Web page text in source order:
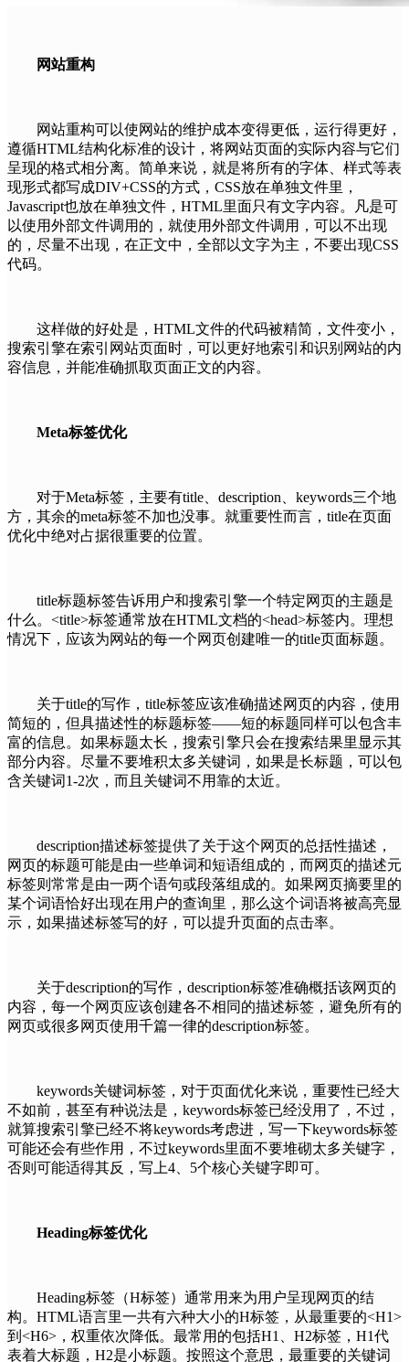
网站重构
网站重构可以使网站的维护成本变得更低，运行得更好，
遵循HTML结构化标准的设计，将网站页面的实际内容与它们
呈现的格式相分离。简单来说，就是将所有的字体、样式等表
现形式都写成DIV+CSS的方式，CSS放在单独文件里，
Javascript也放在单独文件，HTML里面只有文字内容。凡是可
以使用外部文件调用的，就使用外部文件调用，可以不出现
的，尽量不出现，在正文中，全部以文字为主，不要出现CSS
代码。
这样做的好处是，HTML文件的代码被精简，文件变小，
搜索引擎在索引网站页面时，可以更好地索引和识别网站的内
容信息，并能准确抓取页面正文的内容。
Meta标签优化
对于Meta标签，主要有title、description、keywords三个地
方，其余的meta标签不加也没事。就重要性而言，title在页面
优化中绝对占据很重要的位置。
title标题标签告诉用户和搜索引擎一个特定网页的主题是
什么。<title>标签通常放在HTML文档的<head>标签内。理想
情况下，应该为网站的每一个网页创建唯一的title页面标题。
关于title的写作，title标签应该准确描述网页的内容，使用
简短的，但具描述性的标题标签——短的标题同样可以包含丰
富的信息。如果标题太长，搜索引擎只会在搜索结果里显示其
部分内容。尽量不要堆积太多关键词，如果是长标题，可以包
含关键词1-2次，而且关键词不用靠的太近。
description描述标签提供了关于这个网页的总括性描述，
网页的标题可能是由一些单词和短语组成的，而网页的描述元
标签则常常是由一两个语句或段落组成的。如果网页摘要里的
某个词语恰好出现在用户的查询里，那么这个词语将被高亮显
示，如果描述标签写的好，可以提升页面的点击率。
关于description的写作，description标签准确概括该网页的
内容，每一个网页应该创建各不相同的描述标签，避免所有的
网页或很多网页使用千篇一律的description标签。
keywords关键词标签，对于页面优化来说，重要性已经大
不如前，甚至有种说法是，keywords标签已经没用了，不过，
就算搜索引擎已经不将keywords考虑进，写一下keywords标签
可能还会有些作用，不过keywords里面不要堆砌太多关键字，
否则可能适得其反，写上4、5个核心关键字即可。
Heading标签优化
Heading标签（H标签）通常用来为用户呈现网页的结
构。HTML语言里一共有六种大小的H标签，从最重要的<H1>
到<H6>，权重依次降低。最常用的包括H1、H2标签，H1代
表着大标题，H2是小标题。按照这个意思，最重要的关键词